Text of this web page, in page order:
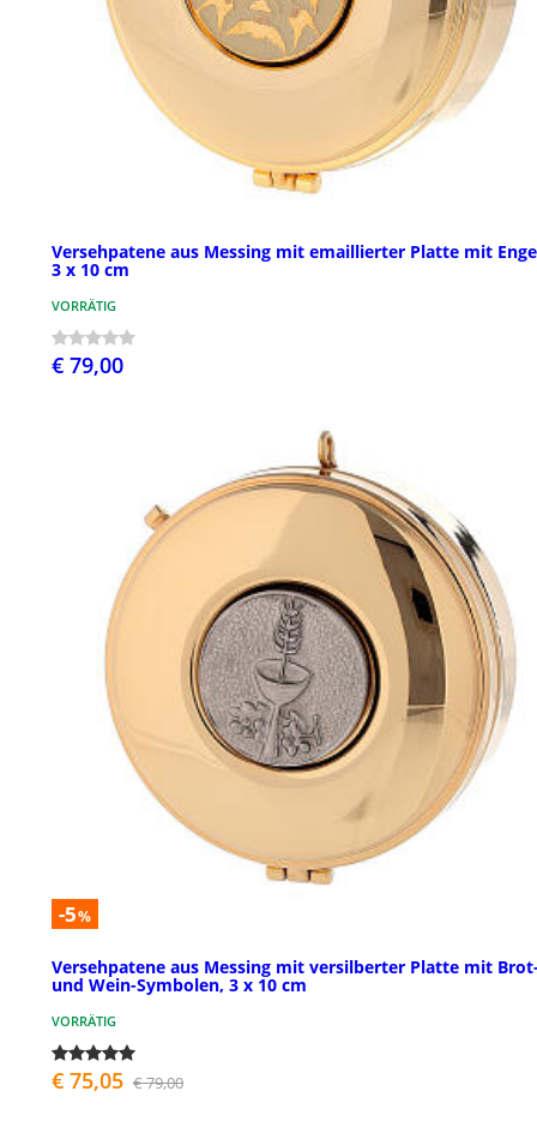
Versehpatene aus Messing mit emaillierter Platte mit
3 x 10 cm
VORRÄTIG
€ 79,00
-5%
Versehpatene aus Messing mit versilberter Platte mit
und Wein-Symbolen, 3 x 10 cm
VORRÄTIG
€ 75,05 € 79,00